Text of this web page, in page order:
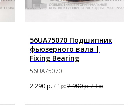
56UA75070 Подшипник
фьюзерного вала |
Fixing Bearing
56UA75070
2 290р. / 1 pc 2 900р. / 1 pc